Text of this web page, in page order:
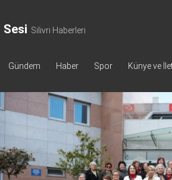
Silivri Haberleri
Gündem Haber Spor Künye ve